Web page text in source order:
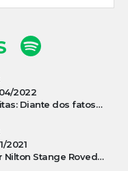
2022
Sala de Visitas: Diante dos fatos que influenciam a economia o que podemos esperar de 2022
2021
A agricultor Nilton Stange Roveda, afirma ter recebido ajuda espiritual durante acidente